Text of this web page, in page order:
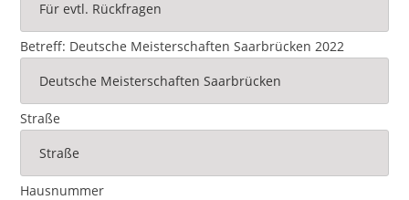
Betreff: Deutsche Meisterschaften Saarbrücken 2022
Straße
Hausnummer